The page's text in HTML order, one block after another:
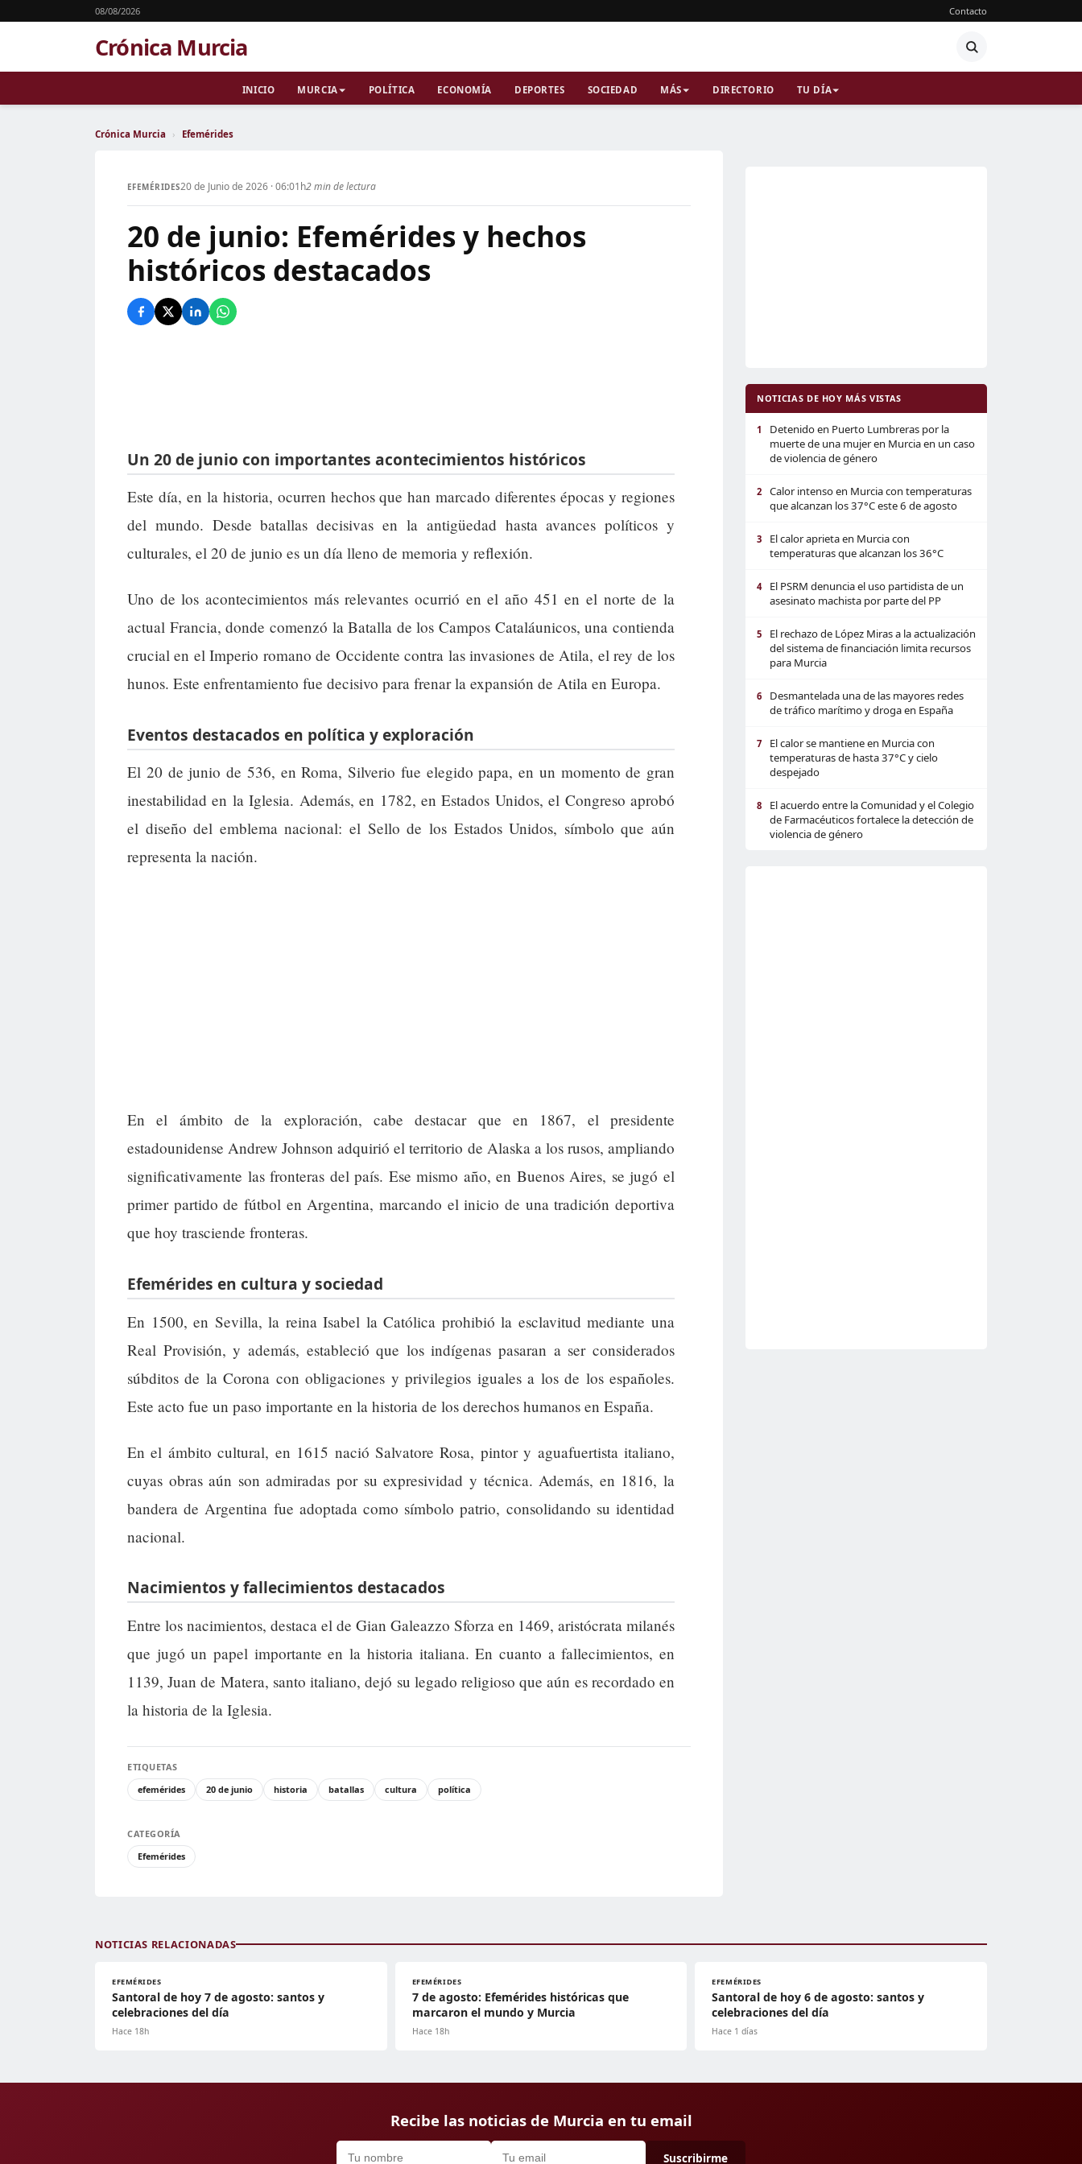
08/08/2026 Contacto
Crónica Murcia
INICIO MURCIA POLÍTICA ECONOMÍA DEPORTES SOCIEDAD MÁS DIRECTORIO TU DÍA
Crónica Murcia › Efemérides
EFEMÉRIDES20 de Junio de 2026 · 06:01h2 min de lectura
20 de junio: Efemérides y hechos
históricos destacados
Un 20 de junio con importantes acontecimientos históricos
Este día, en la historia, ocurren hechos que han marcado diferentes épocas y regiones
del mundo. Desde batallas decisivas en la antigüedad hasta avances políticos y
culturales, el 20 de junio es un día lleno de memoria y reflexión.
Uno de los acontecimientos más relevantes ocurrió en el año 451 en el norte de la
actual Francia, donde comenzó la Batalla de los Campos Cataláunicos, una contienda
crucial en el Imperio romano de Occidente contra las invasiones de Atila, el rey de los
hunos. Este enfrentamiento fue decisivo para frenar la expansión de Atila en Europa.
Eventos destacados en política y exploración
El 20 de junio de 536, en Roma, Silverio fue elegido papa, en un momento de gran
inestabilidad en la Iglesia. Además, en 1782, en Estados Unidos, el Congreso aprobó
el diseño del emblema nacional: el Sello de los Estados Unidos, símbolo que aún
representa la nación.
En el ámbito de la exploración, cabe destacar que en 1867, el presidente
estadounidense Andrew Johnson adquirió el territorio de Alaska a los rusos, ampliando
significativamente las fronteras del país. Ese mismo año, en Buenos Aires, se jugó el
primer partido de fútbol en Argentina, marcando el inicio de una tradición deportiva
que hoy trasciende fronteras.
Efemérides en cultura y sociedad
En 1500, en Sevilla, la reina Isabel la Católica prohibió la esclavitud mediante una
Real Provisión, y además, estableció que los indígenas pasaran a ser considerados
súbditos de la Corona con obligaciones y privilegios iguales a los de los españoles.
Este acto fue un paso importante en la historia de los derechos humanos en España.
En el ámbito cultural, en 1615 nació Salvatore Rosa, pintor y aguafuertista italiano,
cuyas obras aún son admiradas por su expresividad y técnica. Además, en 1816, la
bandera de Argentina fue adoptada como símbolo patrio, consolidando su identidad
nacional.
Nacimientos y fallecimientos destacados
Entre los nacimientos, destaca el de Gian Galeazzo Sforza en 1469, aristócrata milanés
que jugó un papel importante en la historia italiana. En cuanto a fallecimientos, en
1139, Juan de Matera, santo italiano, dejó su legado religioso que aún es recordado en
la historia de la Iglesia.
ETIQUETAS
efemérides
20 de junio historia batallas cultura política
CATEGORÍA
Efemérides
NOTICIAS DE HOY MÁS VISTAS
1
Detenido en Puerto Lumbreras por la
muerte de una mujer en Murcia en un caso
de violencia de género
2
Calor intenso en Murcia con temperaturas
que alcanzan los 37°C este 6 de agosto
3
El calor aprieta en Murcia con
temperaturas que alcanzan los 36°C
4
El PSRM denuncia el uso partidista de un
asesinato machista por parte del PP
5
El rechazo de López Miras a la actualización
del sistema de financiación limita recursos
para Murcia
6
Desmantelada una de las mayores redes
de tráfico marítimo y droga en España
7
El calor se mantiene en Murcia con
temperaturas de hasta 37°C y cielo
despejado
8
El acuerdo entre la Comunidad y el Colegio
de Farmacéuticos fortalece la detección de
violencia de género
NOTICIAS RELACIONADAS
EFEMÉRIDES
Santoral de hoy 7 de agosto: santos y
celebraciones del día
Hace 18h
EFEMÉRIDES
7 de agosto: Efemérides históricas que
marcaron el mundo y Murcia
Hace 18h
EFEMÉRIDES
Santoral de hoy 6 de agosto: santos y
celebraciones del día
Hace 1 días
Recibe las noticias de Murcia en tu email
Suscribirme